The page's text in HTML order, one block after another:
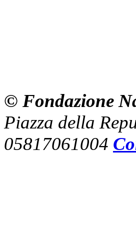
© Fondazione
Piazza della
05817061004